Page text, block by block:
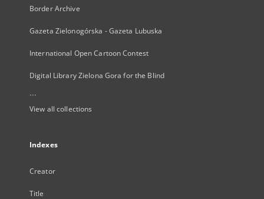
Border Archive
Gazeta Zielonogórska - Gazeta Lubuska
International Open Cartoon Contest
Digital Library Zielona Gora for the Blind
...
View all collections
Indexes
Creator
Title